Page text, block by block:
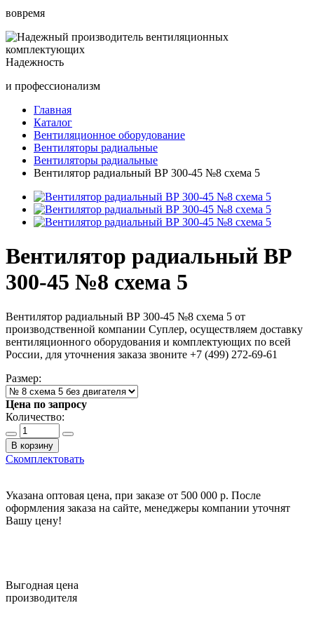
вовремя
Надежность
и профессионализм
Главная
Каталог
Вентиляционное оборудование
Вентиляторы радиальные
Вентиляторы радиальные
Вентилятор радиальный ВР 300-45 №8 схема 5
Вентилятор радиальный ВР
300-45 №8 схема 5
Вентилятор радиальный ВР 300-45 №8 схема 5 от
производственной компании Суплер, осуществляем доставку
вентиляционного оборудования и комплектующих по всей
России, для уточнения заказа звоните +7 (499) 272-69-61
Размер:
Цена по запросу
Количество:
В корзину
Скомплектовать
Указана оптовая цена, при заказе от 500 000 р. После
оформления заказа на сайте, менеджеры компании уточнят
Вашу цену!
Выгодная цена
производителя